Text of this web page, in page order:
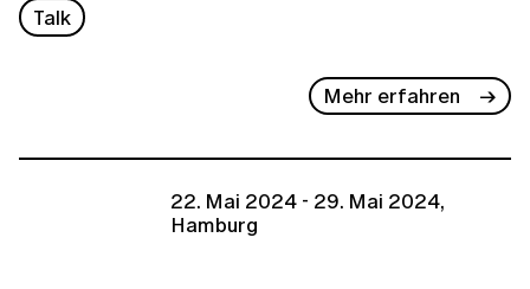
Talk
Mehr erfahren
22. Mai 2024 - 29. Mai 2024,
Hamburg